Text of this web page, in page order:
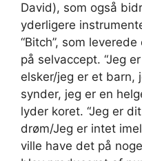
David), som også
yderligere
“Bitch”, som
på selvaccept. “Jeg
elsker/jeg er et barn,
synder, jeg er en
lyder koret. “Jeg er
drøm/Jeg er intet
ville have det på